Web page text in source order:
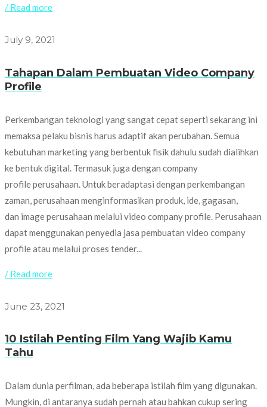
/ Read more
July 9, 2021
Tahapan Dalam Pembuatan Video Company
Profile
Perkembangan teknologi yang sangat cepat seperti sekarang ini
memaksa pelaku bisnis harus adaptif akan perubahan. Semua
kebutuhan marketing yang berbentuk fisik dahulu sudah dialihkan
ke bentuk digital. Termasuk juga dengan company
profile perusahaan. Untuk beradaptasi dengan perkembangan
zaman, perusahaan menginformasikan produk, ide, gagasan,
dan image perusahaan melalui video company profile. Perusahaan
dapat menggunakan penyedia jasa pembuatan video company
profile atau melalui proses tender...
/ Read more
June 23, 2021
10 Istilah Penting Film Yang Wajib Kamu
Tahu
Dalam dunia perfilman, ada beberapa istilah film yang digunakan.
Mungkin, di antaranya sudah pernah atau bahkan cukup sering